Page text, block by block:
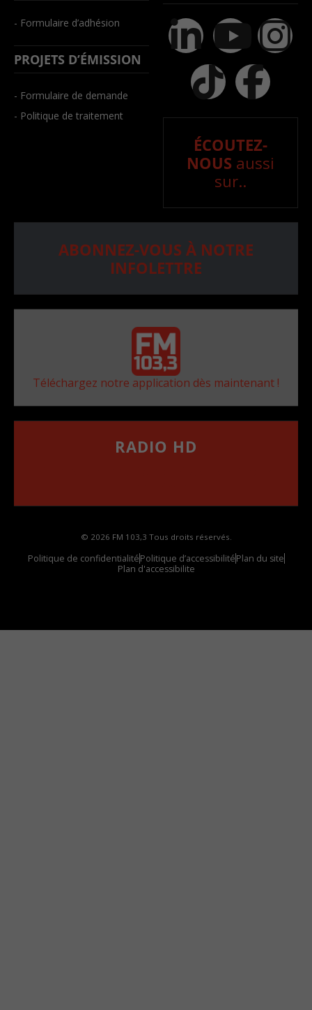
- Formulaire d’adhésion
PROJETS D’ÉMISSION
- Formulaire de demande
- Politique de traitement
ÉCOUTEZ-
NOUS aussi
sur..
ABONNEZ-VOUS À NOTRE
INFOLETTRE
Téléchargez notre application dès maintenant !
RADIO HD
© 2026 FM 103,3 Tous droits réservés.
Politique de confidentialitéPolitique d’accessibilitéPlan du site
Plan d'accessibilite